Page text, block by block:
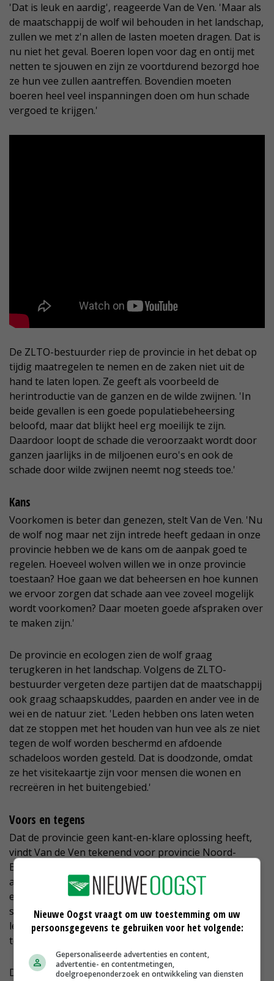
'Dat is leuk en aardig', reageerde Van de Ven. 'Maar als
de maatschappij de wolf wil behouden in het landschap,
zullen we met z'n allen de lasten moeten dragen. Dat is
nu niet het geval. Boeren lopen voor dag en ontij met
netten te sjouwen en zijn ze voortdurend bezorgd hoe
ze hun vee zullen aantreffen. Bovendien moeten
boeren heel veel inspanningen doen om hun schade
vergoed te krijgen.'
De ZLTO-bestuurder riep de provincie in het debat op
tijdig maatregelen te nemen en de zaken niet uit de
hand te laten lopen. Ze geeft als voorbeeld de
herintroductie van de ganzen en de wilde zwijnen. 'In
beide gevallen is een goede populatiebeheersing
beloofd, maar dat blijkt heel erg moeilijk te zijn.
Daardoor loopt de schade die veroorzaakt wordt door
ganzen jaarlijks in de miljoenen euro's en ook de
schade door wilde zwijnen neemt nog steeds toe.'
Kans
Voorkomen is beter dan genezen, stelt Van de Ven. 'Nu
de wolf nog maar net zijn intrede heeft gedaan in onze
provincie hebben we de kans om de aanpak goed te
regelen. Hoeveel wolven willen we in onze provincie
toestaan? Hoe gaan we dat beheersen en hoe kunnen
we ervoor zorgen dat schade aan vee zoveel mogelijk
wordt voorkomen? Daar moeten goede afspraken over
te maken zijn.'
De provincie en ecologen zien de wolf graag
terugkeren in het landschap. Volgens de ZLTO-
bestuurder vergeten deze partijen dat de maatschappij
ook graag schaapskuddes, paarden en ander vee in de
wei en de natuur ziet. 'Leden hebben ons laten weten
dat ze stoppen met het houden van hun vee als ze niet
tegen de wolf worden beschermd en afdoende
schadeloos worden gesteld. Dat is doodzonde, omdat
ze het visitekaartje zijn voor mensen die wonen en
recreëren in het buitengebied.'
Voors en tegens
Dat de provincie geen kant-en-klare oplossing heeft,
vindt Van de Ven tekenend voor provincie Noord-
Brabant. 'Wij zien dat andere provincies voortvarender
acteren op het faunabeleid. Brabant heft legeskosten
en hanteert een eigen risico voor ondernemers die
schade willen melden. Andere provincies hebben de
legeskosten inmiddels afgeschaft of zorgen voor
terugbetaling.'
De ZLTO-bestuurder hoopt dat het burgerpubliek de
Nieuwe Oogst vraagt om uw toestemming om uw
persoonsgegevens te gebruiken voor het volgende:
Gepersonaliseerde advertenties en content,
advertentie- en contentmetingen,
doelgroepenonderzoek en ontwikkeling van diensten